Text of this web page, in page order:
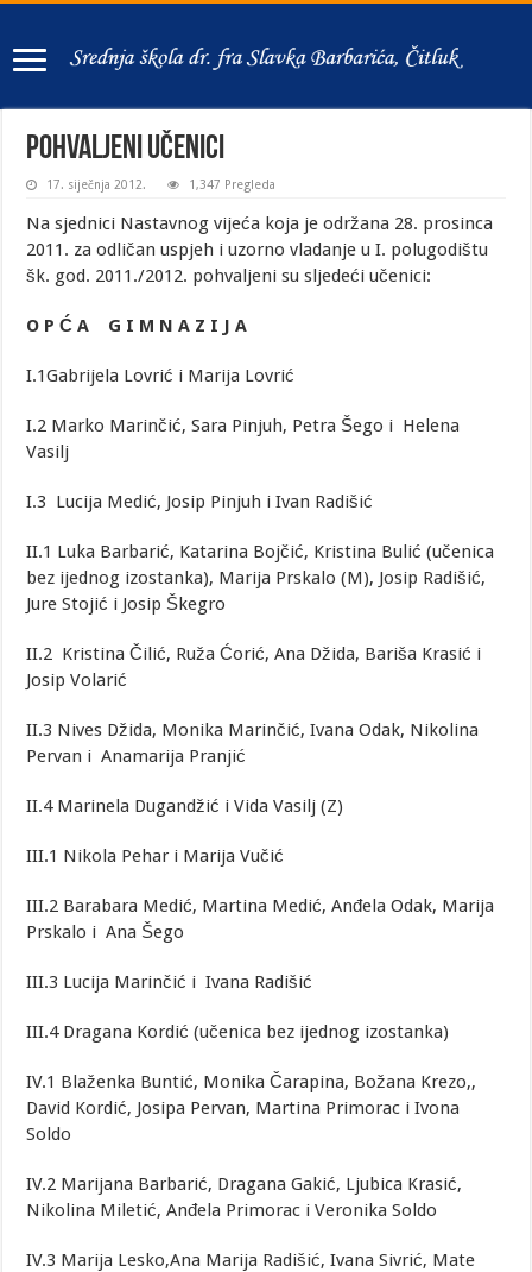
Pohvaljeni učenici
17. siječnja 2012. 1,347 Pregleda
Na sjednici Nastavnog vijeća koja je održana 28. prosinca
2011. za odličan uspjeh i uzorno vladanje u I. polugodištu
šk. god. 2011./2012. pohvaljeni su sljedeći učenici:
O P Ć A G I M N A Z I J A
I.1Gabrijela Lovrić i Marija Lovrić
I.2 Marko Marinčić, Sara Pinjuh, Petra Šego i Helena
Vasilj
I.3 Lucija Medić, Josip Pinjuh i Ivan Radišić
II.1 Luka Barbarić, Katarina Bojčić, Kristina Bulić (učenica
bez ijednog izostanka), Marija Prskalo (M), Josip Radišić,
Jure Stojić i Josip Škegro
II.2 Kristina Čilić, Ruža Ćorić, Ana Džida, Bariša Krasić i
Josip Volarić
II.3 Nives Džida, Monika Marinčić, Ivana Odak, Nikolina
Pervan i Anamarija Pranjić
II.4 Marinela Dugandžić i Vida Vasilj (Z)
III.1 Nikola Pehar i Marija Vučić
III.2 Barabara Medić, Martina Medić, Anđela Odak, Marija
Prskalo i Ana Šego
III.3 Lucija Marinčić i Ivana Radišić
III.4 Dragana Kordić (učenica bez ijednog izostanka)
IV.1 Blaženka Buntić, Monika Čarapina, Božana Krezo,,
David Kordić, Josipa Pervan, Martina Primorac i Ivona
Soldo
IV.2 Marijana Barbarić, Dragana Gakić, Ljubica Krasić,
Nikolina Miletić, Anđela Primorac i Veronika Soldo
IV.3 Marija Lesko,Ana Marija Radišić, Ivana Sivrić, Mate